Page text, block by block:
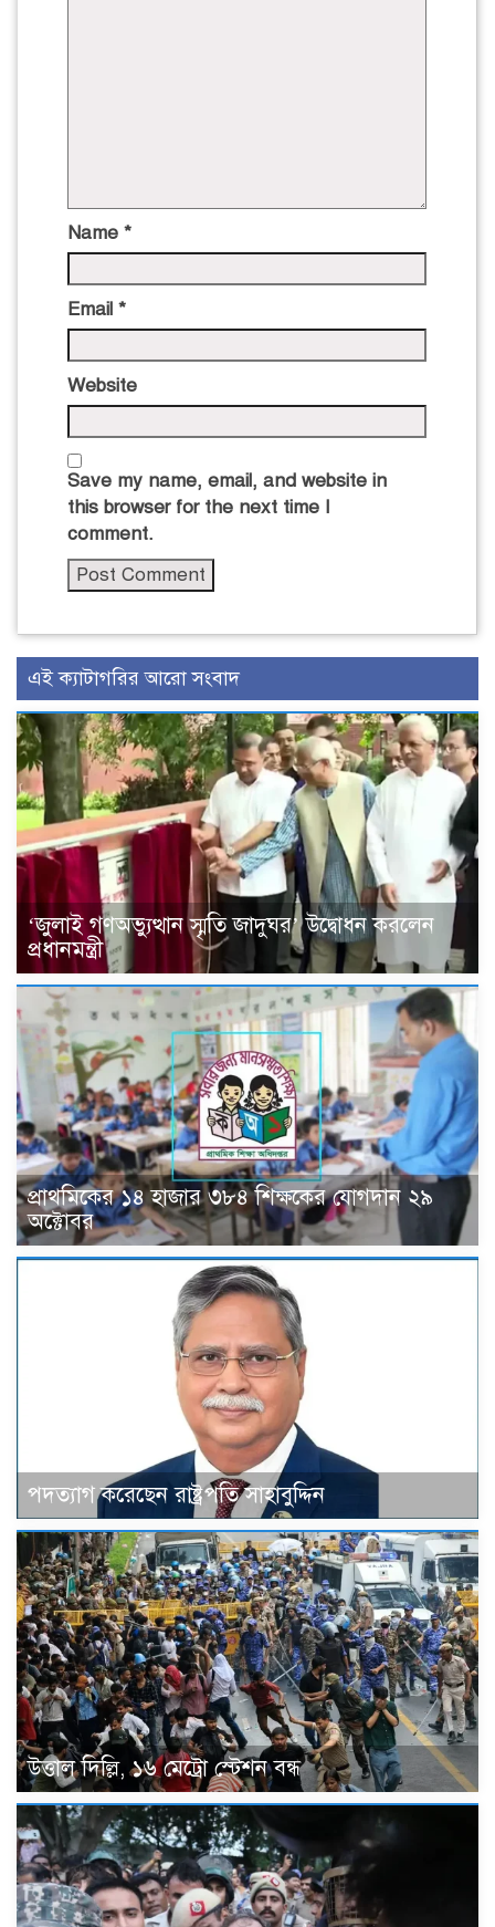
Name *
Email *
Website
Save my name, email, and website in
this browser for the next time I
comment.
এই ক্যাটাগরির আরো সংবাদ
‘জুলাই গণঅভ্যুত্থান স্মৃতি জাদুঘর’ উদ্বোধন করলেন
প্রধানমন্ত্রী
প্রাথমিকের ১৪ হাজার ৩৮৪ শিক্ষকের যোগদান ২৯
অক্টোবর
পদত্যাগ করেছেন রাষ্ট্রপতি সাহাবুদ্দিন
উত্তাল দিল্লি, ১৬ মেট্রো স্টেশন বন্ধ